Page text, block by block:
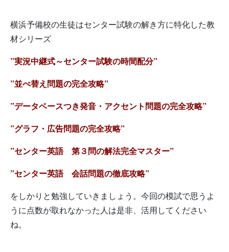
横浜予備校の生徒はセンター試験の解き方に特化した教
材シリーズ
”実況中継式～センター試験の時間配分”
”並べ替え問題の完全攻略”
”データベースつき発音・アクセント問題の完全攻略”
”グラフ・広告問題の完全攻略”
”センター英語 第３問の解法完全マスター”
”センター英語 会話問題の徹底攻略”
をしかりと勉強していきましょう。今回の模試で思うよ
うに点数が取れなかった人は是非、活用してください
ね。